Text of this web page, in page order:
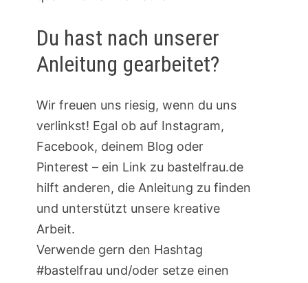
Du hast nach unserer
Anleitung gearbeitet?
Wir freuen uns riesig, wenn du uns
verlinkst! Egal ob auf Instagram,
Facebook, deinem Blog oder
Pinterest – ein Link zu bastelfrau.de
hilft anderen, die Anleitung zu finden
und unterstützt unsere kreative
Arbeit.
Verwende gern den Hashtag
#bastelfrau und/oder setze einen